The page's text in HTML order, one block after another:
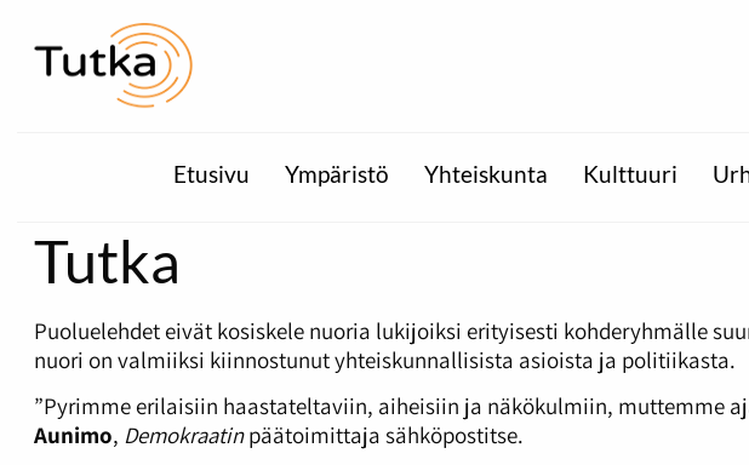
Etusivu Ympäristö Yhteiskunta Kulttuuri
Tutka
Puoluelehdet eivät kosiskele nuoria lukijoiksi erityisesti kohderyhmälle
nuori on valmiiksi kiinnostunut yhteiskunnallisista asioista ja politiikasta.
”Pyrimme erilaisiin haastateltaviin, aiheisiin ja näkökulmiin, muttemme
Aunimo, Demokraatinpäätoimittaja sähköpostitse.